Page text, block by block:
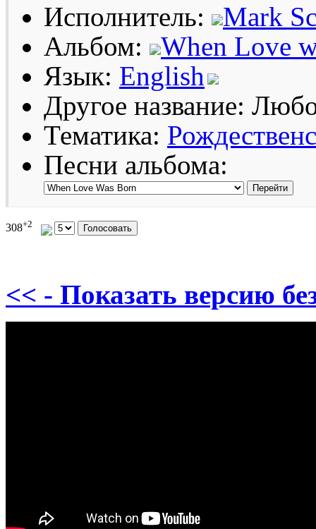
Исполнитель:
Mark
Альбом:
When Love
Язык: English
Другое название:
Тематика:
Песни альбома:
308+2
<< - Показать версию